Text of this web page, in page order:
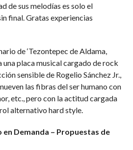
de sus melodías es solo el
final. Gratas experiencias
de ‘Tezontepec de Aldama,
una placa musical cargado de rock
sensible de Rogelio Sánchez Jr.,
las fibras del ser humano con
etc., pero con la actitud cargada
alternativo hard style.
en Demanda – Propuestas de